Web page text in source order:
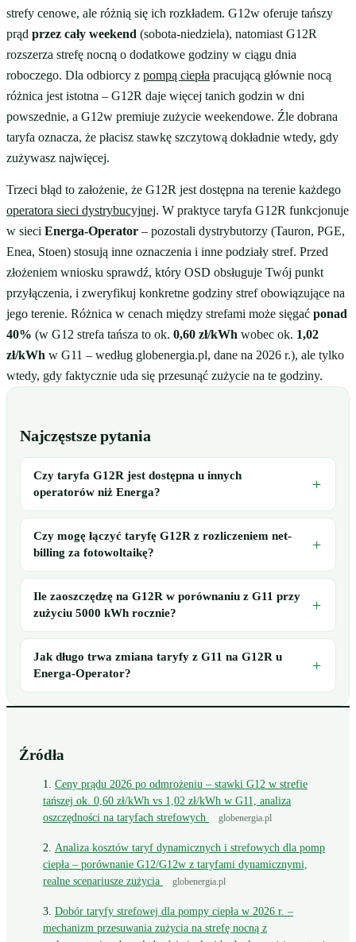
strefy cenowe, ale różnią się ich rozkładem. G12w oferuje tańszy
prąd przez cały weekend (sobota-niedziela), natomiast G12R
rozszerza strefę nocną o dodatkowe godziny w ciągu dnia
roboczego. Dla odbiorcy z pompą ciepła pracującą głównie nocą
różnica jest istotna – G12R daje więcej tanich godzin w dni
powszednie, a G12w premiuje zużycie weekendowe. Źle dobrana
taryfa oznacza, że płacisz stawkę szczytową dokładnie wtedy, gdy
zużywasz najwięcej.
Trzeci błąd to założenie, że G12R jest dostępna na terenie każdego
operatora sieci dystrybucyjnej. W praktyce taryfa G12R funkcjonuje
w sieci Energa-Operator – pozostali dystrybutorzy (Tauron, PGE,
Enea, Stoen) stosują inne oznaczenia i inne podziały stref. Przed
złożeniem wniosku sprawdź, który OSD obsługuje Twój punkt
przyłączenia, i zweryfikuj konkretne godziny stref obowiązujące na
jego terenie. Różnica w cenach między strefami może sięgać ponad
40% (w G12 strefa tańsza to ok. 0,60 zł/kWh wobec ok. 1,02
zł/kWh w G11 – według globenergia.pl, dane na 2026 r.), ale tylko
wtedy, gdy faktycznie uda się przesunąć zużycie na te godziny.
Najczęstsze pytania
Czy taryfa G12R jest dostępna u innych
operatorów niż Energa?
Czy mogę łączyć taryfę G12R z rozliczeniem net-
billing za fotowoltaikę?
Ile zaoszczędzę na G12R w porównaniu z G11 przy
zużyciu 5000 kWh rocznie?
Jak długo trwa zmiana taryfy z G11 na G12R u
Energa-Operator?
Źródła
Ceny prądu 2026 po odmrożeniu – stawki G12 w strefie
tańszej ok. 0,60 zł/kWh vs 1,02 zł/kWh w G11, analiza
oszczędności na taryfach strefowych
globenergia.pl
Analiza kosztów taryf dynamicznych i strefowych dla pomp
ciepła – porównanie G12/G12w z taryfami dynamicznymi,
realne scenariusze zużycia
globenergia.pl
Dobór taryfy strefowej dla pompy ciepła w 2026 r. –
mechanizm przesuwania zużycia na strefę nocną z